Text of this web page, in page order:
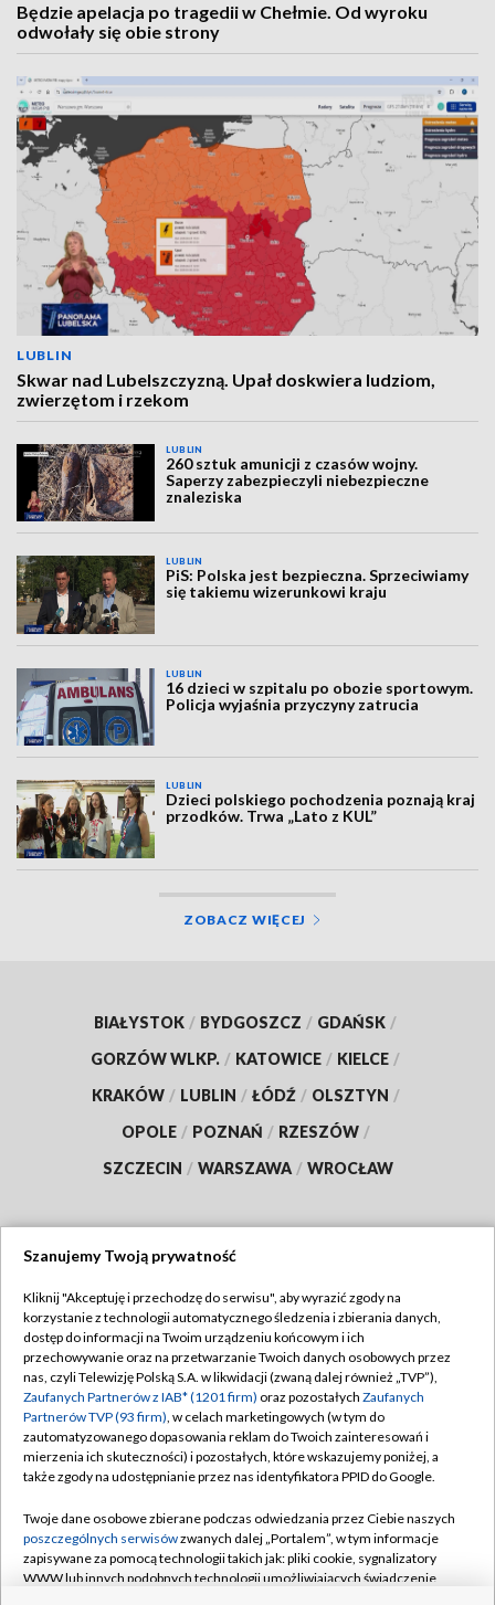
Będzie apelacja po tragedii w Chełmie. Od wyroku
odwołały się obie strony
LUBLIN
Skwar nad Lubelszczyzną. Upał doskwiera ludziom,
zwierzętom i rzekom
LUBLIN
260 sztuk amunicji z czasów wojny.
Saperzy zabezpieczyli niebezpieczne
znaleziska
LUBLIN
PiS: Polska jest bezpieczna. Sprzeciwiamy
się takiemu wizerunkowi kraju
LUBLIN
16 dzieci w szpitalu po obozie sportowym.
Policja wyjaśnia przyczyny zatrucia
LUBLIN
Dzieci polskiego pochodzenia poznają kraj
przodków. Trwa „Lato z KUL”
ZOBACZ WIĘCEJ
BIAŁYSTOK / BYDGOSZCZ / GDAŃSK /
GORZÓW WLKP. / KATOWICE / KIELCE /
KRAKÓW / LUBLIN / ŁÓDŹ / OLSZTYN /
OPOLE / POZNAŃ / RZESZÓW /
SZCZECIN / WARSZAWA / WROCŁAW
TVP
Abonament TVP
Emisja w TVP
Centrum informacji TVP
Naziemna Telewizja Cyfrowa
Rada Programowa
System NOS
Regulamin TVP
Polityka prywatności
Moje zgody
Pomoc
Kontakt
Szanujemy Twoją prywatność
Kliknij "Akceptuję i przechodzę do serwisu", aby wyrazić zgody na
korzystanie z technologii automatycznego śledzenia i zbierania danych,
dostęp do informacji na Twoim urządzeniu końcowym i ich
przechowywanie oraz na przetwarzanie Twoich danych osobowych przez
nas, czyli Telewizję Polską S.A. w likwidacji (zwaną dalej również „TVP”),
Zaufanych Partnerów z IAB* (1201 firm) oraz pozostałych Zaufanych
Partnerów TVP (93 firm), w celach marketingowych (w tym do
zautomatyzowanego dopasowania reklam do Twoich zainteresowań i
mierzenia ich skuteczności) i pozostałych, które wskazujemy poniżej, a
także zgody na udostępnianie przez nas identyfikatora PPID do Google.
Twoje dane osobowe zbierane podczas odwiedzania przez Ciebie naszych
poszczególnych serwisówzwanych dalej „Portalem”, w tym informacje
zapisywane za pomocą technologii takich jak: pliki cookie, sygnalizatory
WWW lub innych podobnych technologii umożliwiających świadczenie